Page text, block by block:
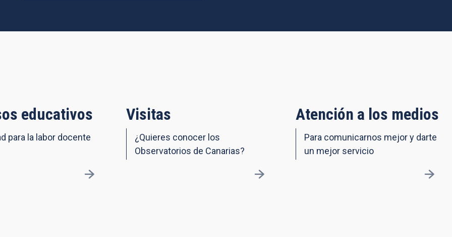
educativos
para la labor docente
Visitas
¿Quieres conocer los
Observatorios de Canarias?
Atención a los medios
Para comunicarnos mejor y darte
un mejor servicio